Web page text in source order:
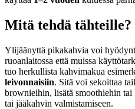
Mitä tehdä tähteille?
Ylijäänyttä pikakahvia voi
ruoanlaitossa että muissa
tuo herkullista kahvimakua
leivonnaisiin. Sitä voi sekoittaa
brownieihin, lisätä smoothiehin
tai jääkahvin valmistamiseen.